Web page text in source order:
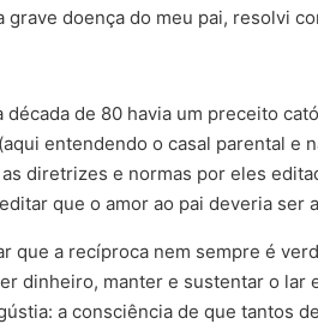
grave doença do meu pai, resolvi
de 80 havia um preceito
entendendo o casal parental e
diretrizes e normas por eles
que o amor ao pai deveria ser
que a recíproca nem sempre é
dinheiro, manter e sustentar o
a consciência de que tantos